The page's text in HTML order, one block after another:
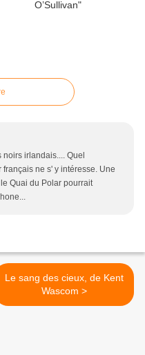
irlandais.... Quel
ne s' y intéresse. Une
Quai du Polar pourrait
Le sang des cieux, de Kent
Wascom >